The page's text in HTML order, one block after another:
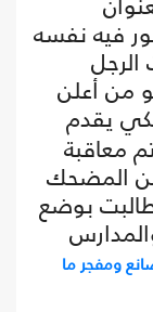
فيه نفسه
من أعلن
يقدم
معاقبة
المضحك
طالبت بوضع
ومفجر ما